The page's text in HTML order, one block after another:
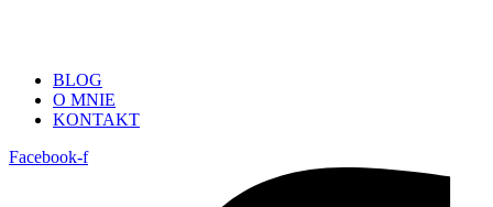
BLOG
O MNIE
KONTAKT
Facebook-f